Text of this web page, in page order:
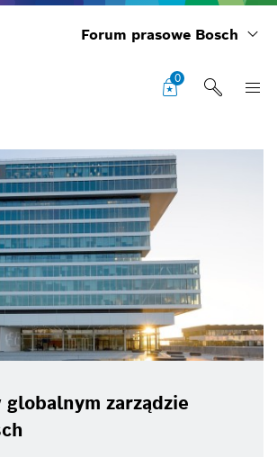
Forum prasowe Bosch
0
globalnym zarządzie